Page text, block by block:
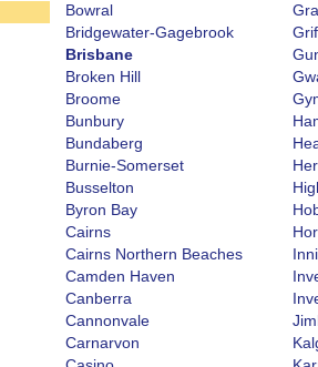
Bowral
Bridgewater-Gagebrook
Brisbane
Broken Hill
Broome
Bunbury
Bundaberg
Burnie-Somerset
Busselton
Byron Bay
Cairns
Cairns Northern Beaches
Camden Haven
Canberra
Cannonvale
Carnarvon